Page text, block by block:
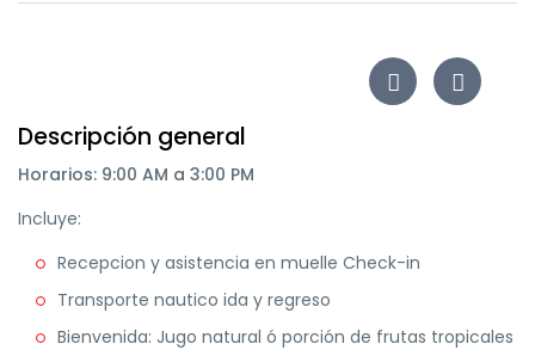
Descripción general
Horarios: 9:00 AM a 3:00 PM
Incluye:
Recepcion y asistencia en muelle Check-in
Transporte nautico ida y regreso
Bienvenida: Jugo natural ó porción de frutas tropicales